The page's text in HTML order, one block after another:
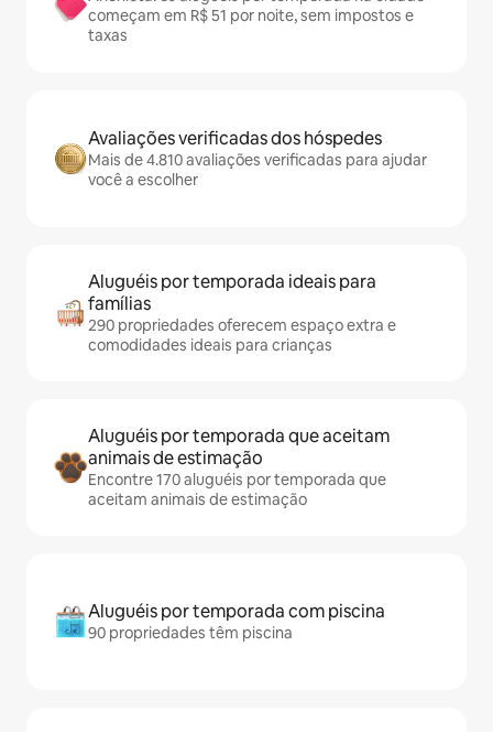
começam em R$ 51 por noite, sem impostos e
taxas
Avaliações verificadas dos hóspedes
Mais de 4.810 avaliações verificadas para ajudar
você a escolher
Aluguéis por temporada ideais para
famílias
290 propriedades oferecem espaço extra e
comodidades ideais para crianças
Aluguéis por temporada que aceitam
animais de estimação
Encontre 170 aluguéis por temporada que
aceitam animais de estimação
Aluguéis por temporada com piscina
90 propriedades têm piscina